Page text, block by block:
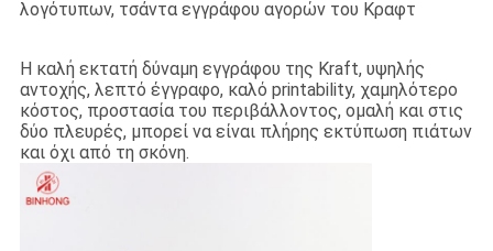
λογότυπων, τσάντα εγγράφου αγορών του Κραφτ
Η καλή εκτατή δύναμη εγγράφου της Kraft, υψηλής
αντοχής, λεπτό έγγραφο, καλό printability, χαμηλότερο
κόστος, προστασία του περιβάλλοντος, ομαλή και στις
δύο πλευρές, μπορεί να είναι πλήρης εκτύπωση πιάτων
και όχι από τη σκόνη.